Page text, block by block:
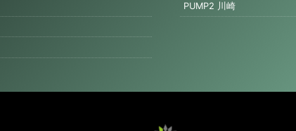
PUMP2 川崎